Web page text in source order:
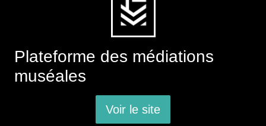
Plateforme des médiations
muséales
Voir le site